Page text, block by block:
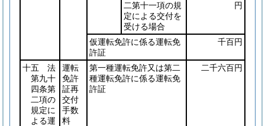
二第十一項の規
定による交付を
受ける場合
円
仮運転免許に係る運転免
許証
千百円
十五 法
第九十
四条第
二項の
規定に
よる運
運転
免許
証再
交付
手数
料
第一種運転免許又は第二
種運転免許に係る運転免
許証
二千六百円